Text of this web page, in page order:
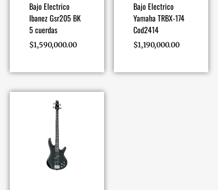
Bajo Electrico
Ibanez Gsr205 BK
5 cuerdas
$1,590,000.00
Bajo Electrico
Yamaha TRBX-174
Cod2414
$1,190,000.00